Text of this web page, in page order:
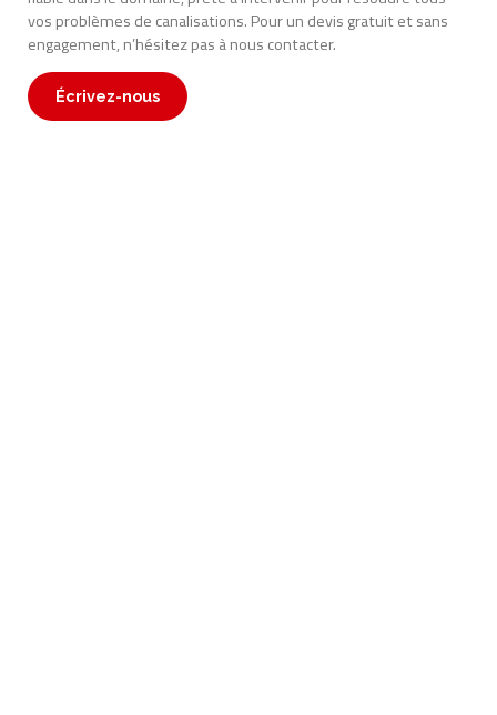
vos problèmes de canalisations. Pour un devis gratuit et sans
engagement, n’hésitez pas à nous contacter.
Écrivez-nous